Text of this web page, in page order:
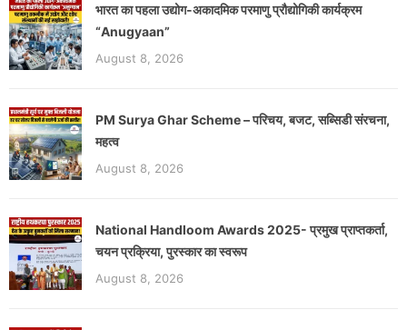
भारत का पहला उद्योग-अकादमिक परमाणु प्रौद्योगिकी कार्यक्रम
“Anugyaan”
August 8, 2026
PM Surya Ghar Scheme – परिचय, बजट, सब्सिडी संरचना,
महत्व
August 8, 2026
National Handloom Awards 2025- प्रमुख प्राप्तकर्ता,
चयन प्रक्रिया, पुरस्कार का स्वरूप
August 8, 2026